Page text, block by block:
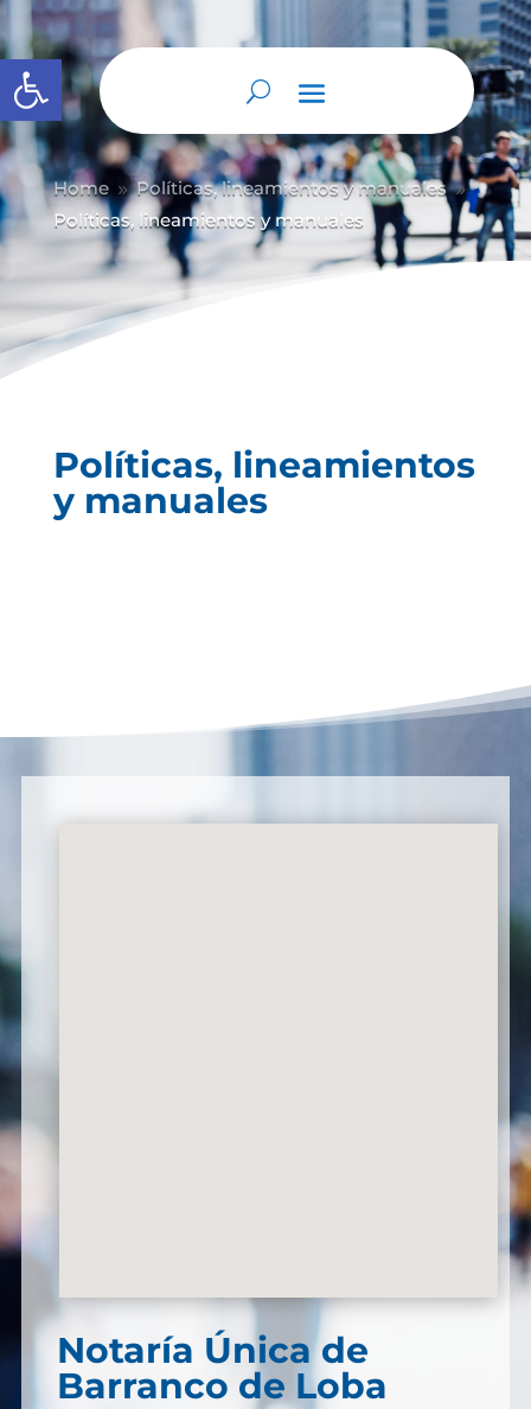
Abrir barra de herramientas
Home 9 Políticas, lineamientos y manuales 9
Políticas, lineamientos y manuales
Políticas, lineamientos
y manuales
Notaría Única de
Barranco de Loba